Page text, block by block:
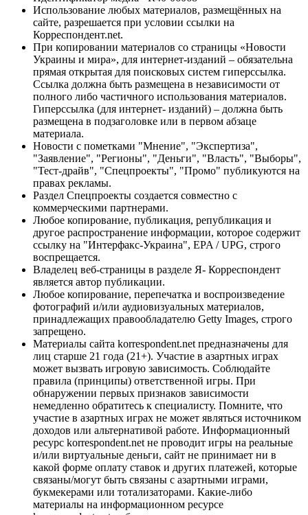
Использование любых материалов, размещённых на
сайте, разрешается при условии ссылки на
Корреспондент.net.
При копировании материалов со страницы «Новости
Украины и мира», для интернет-изданий – обязательна
прямая открытая для поисковых систем гиперссылка.
Ссылка должна быть размещена в независимости от
полного либо частичного использования материалов.
Гиперссылка (для интернет- изданий) – должна быть
размещена в подзаголовке или в первом абзаце
материала.
Новости с пометками "Мнение", "Экспертиза",
"Заявление", "Регионы", "Деньги", "Власть", "Выборы",
"Тест-драйв", "Спецпроекты", "Промо" публикуются на
правах рекламы.
Раздел Спецпроекты создается совместно с
коммерческими партнерами.
Любое копирование, публикация, републикация и
другое распространение информации, которое содержит
ссылку на "Интерфакс-Украина", EPA / UPG, строго
воспрещается.
Владелец веб-страницы в разделе Я- Корреспондент
является автор публикации.
Любое копирование, перепечатка и воспроизведение
фотографий и/или аудиовизуальных материалов,
принадлежащих правообладателю Getty Images, строго
запрещено.
Материалы сайта korrespondent.net предназначены для
лиц старше 21 года (21+). Участие в азартных играх
может вызвать игровую зависимость. Соблюдайте
правила (принципы) ответственной игры. При
обнаружении первых признаков зависимости
немедленно обратитесь к специалисту. Помните, что
участие в азартных играх не может являться источником
доходов или альтернативой работе. Информационный
ресурс korrespondent.net не проводит игры на реальные
и/или виртуальные деньги, сайт не принимает ни в
какой форме оплату ставок и других платежей, которые
связаны/могут быть связаны с азартными играми,
букмекерами или тотализаторами. Какие-либо
материалы на информационном ресурсе